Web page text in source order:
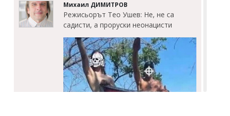
Михаил ДИМИТРОВ
Режисьорът Тео Ушев: Не, не са
садисти, а проруски неонацисти